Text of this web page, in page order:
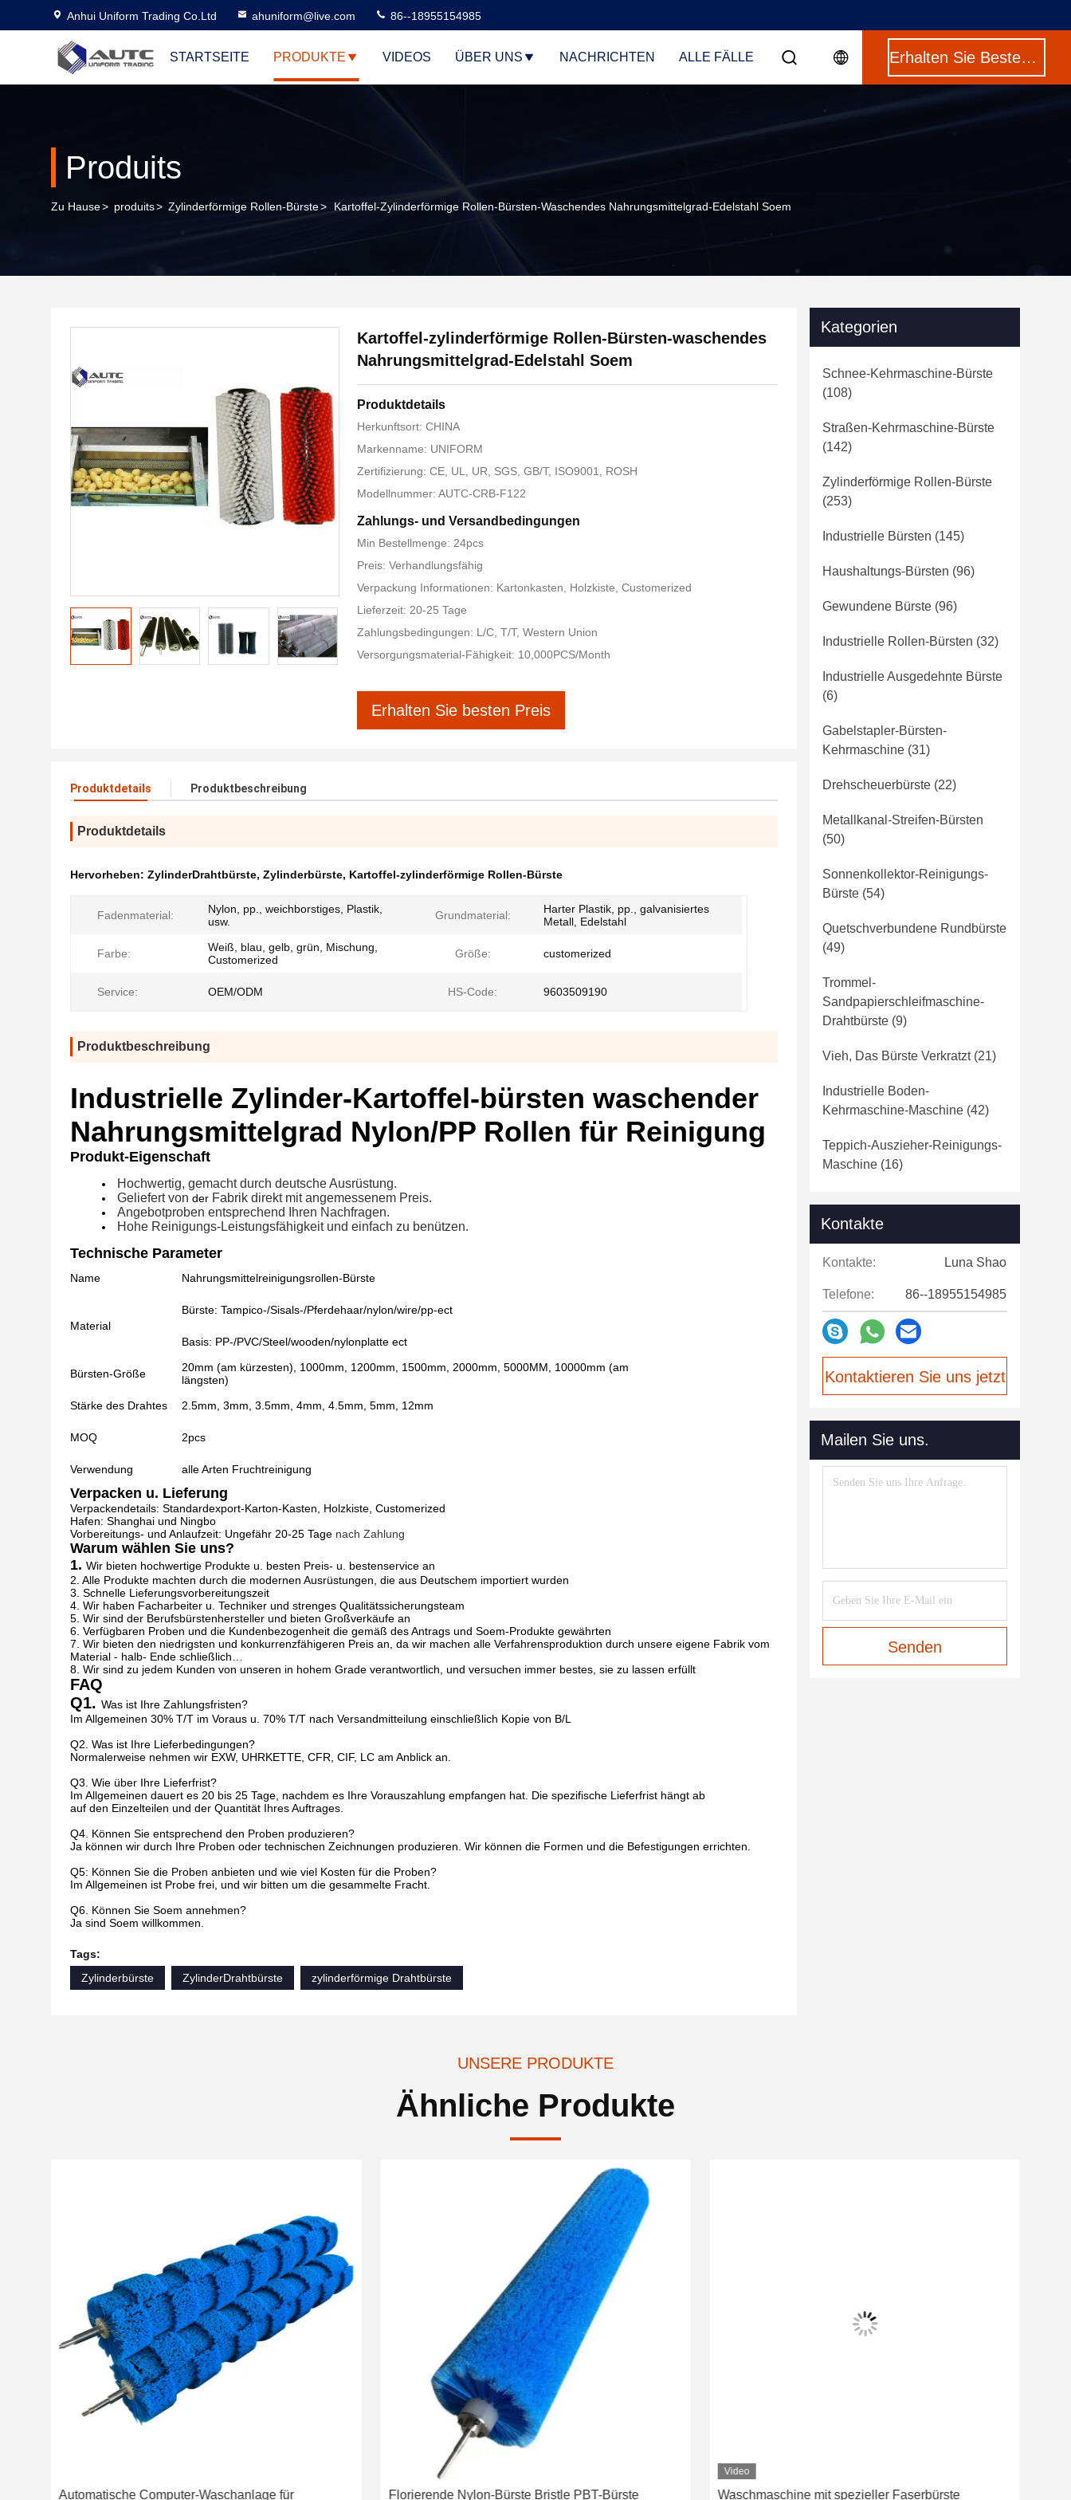
Anhui Uniform Trading Co.Ltd ahuniform@live.com 86--18955154985
STARTSEITE PRODUKTE VIDEOS ÜBER UNS NACHRICHTEN ALLE FÄLLE Erhalten Sie Besten Preis
Produits
Zu Hause> produits> Zylinderförmige Rollen-Bürste> Kartoffel-Zylinderförmige Rollen-Bürsten-Waschendes Nahrungsmittelgrad-Edelstahl Soem
Kartoffel-zylinderförmige Rollen-Bürsten-waschendes
Nahrungsmittelgrad-Edelstahl Soem
Produktdetails
Herkunftsort: CHINA
Markenname: UNIFORM
Zertifizierung: CE, UL, UR, SGS, GB/T, ISO9001, ROSH
Modellnummer: AUTC-CRB-F122
Zahlungs- und Versandbedingungen
Min Bestellmenge: 24pcs
Preis: Verhandlungsfähig
Verpackung Informationen: Kartonkasten, Holzkiste, Customerized
Lieferzeit: 20-25 Tage
Zahlungsbedingungen: L/C, T/T, Western Union
Versorgungsmaterial-Fähigkeit: 10,000PCS/Month
Erhalten Sie besten Preis
Produktdetails Produktbeschreibung
Produktdetails
Hervorheben: ZylinderDrahtbürste, Zylinderbürste, Kartoffel-zylinderförmige Rollen-Bürste
Fadenmaterial:
Nylon, pp., weichborstiges, Plastik,
usw.
Grundmaterial:
Harter Plastik, pp., galvanisiertes
Metall, Edelstahl
Farbe:
Weiß, blau, gelb, grün, Mischung,
Customerized
Größe: customerized
Service: OEM/ODM HS-Code: 9603509190
Produktbeschreibung
Industrielle Zylinder-Kartoffel-bürsten waschender
Nahrungsmittelgrad Nylon/PP Rollen für Reinigung
Produkt-Eigenschaft
Hochwertig, gemacht durch deutsche Ausrüstung.
Geliefert von der Fabrik direkt mit angemessenem Preis.
Angebotproben entsprechend Ihren Nachfragen.
Hohe Reinigungs-Leistungsfähigkeit und einfach zu benützen.
Technische Parameter
Name Nahrungsmittelreinigungsrollen-Bürste
Material
Bürste: Tampico-/Sisals-/Pferdehaar/nylon/wire/pp-ect
Basis: PP-/PVC/Steel/wooden/nylonplatte ect
Bürsten-Größe
20mm (am kürzesten), 1000mm, 1200mm, 1500mm, 2000mm, 5000MM, 10000mm (am
längsten)
Stärke des Drahtes
2.5mm, 3mm, 3.5mm, 4mm, 4.5mm, 5mm, 12mm
MOQ 2pcs
Verwendung alle Arten Fruchtreinigung
Verpacken u. Lieferung
Verpackendetails: Standardexport-Karton-Kasten, Holzkiste, Customerized
Hafen: Shanghai und Ningbo
Vorbereitungs- und Anlaufzeit: Ungefähr 20-25 Tage nach Zahlung
Warum wählen Sie uns?
1. Wir bieten hochwertige Produkte u. besten Preis- u. bestenservice an
2. Alle Produkte machten durch die modernen Ausrüstungen, die aus Deutschem importiert wurden
3. Schnelle Lieferungsvorbereitungszeit
4. Wir haben Facharbeiter u. Techniker und strenges Qualitätssicherungsteam
5. Wir sind der Berufsbürstenhersteller und bieten Großverkäufe an
6. Verfügbaren Proben und die Kundenbezogenheit die gemäß des Antrags und Soem-Produkte gewährten
7. Wir bieten den niedrigsten und konkurrenzfähigeren Preis an, da wir machen alle Verfahrensproduktion durch unsere eigene Fabrik vom
Material - halb- Ende schließlich…
8. Wir sind zu jedem Kunden von unseren in hohem Grade verantwortlich, und versuchen immer bestes, sie zu lassen erfüllt
FAQ
Q1. Was ist Ihre Zahlungsfristen?
Im Allgemeinen 30% T/T im Voraus u. 70% T/T nach Versandmitteilung einschließlich Kopie von B/L
Q2. Was ist Ihre Lieferbedingungen?
Normalerweise nehmen wir EXW, UHRKETTE, CFR, CIF, LC am Anblick an.
Q3. Wie über Ihre Lieferfrist?
Im Allgemeinen dauert es 20 bis 25 Tage, nachdem es Ihre Vorauszahlung empfangen hat. Die spezifische Lieferfrist hängt ab
auf den Einzelteilen und der Quantität Ihres Auftrages.
Q4. Können Sie entsprechend den Proben produzieren?
Ja können wir durch Ihre Proben oder technischen Zeichnungen produzieren. Wir können die Formen und die Befestigungen errichten.
Q5: Können Sie die Proben anbieten und wie viel Kosten für die Proben?
Im Allgemeinen ist Probe frei, und wir bitten um die gesammelte Fracht.
Q6. Können Sie Soem annehmen?
Ja sind Soem willkommen.
Tags:
Zylinderbürste
ZylinderDrahtbürste zylinderförmige Drahtbürste
Kategorien
Schnee-Kehrmaschine-Bürste
(108)
Straßen-Kehrmaschine-Bürste
(142)
Zylinderförmige Rollen-Bürste
(253)
Industrielle Bürsten (145)
Haushaltungs-Bürsten (96)
Gewundene Bürste (96)
Industrielle Rollen-Bürsten (32)
Industrielle Ausgedehnte Bürste
(6)
Gabelstapler-Bürsten-
Kehrmaschine (31)
Drehscheuerbürste (22)
Metallkanal-Streifen-Bürsten
(50)
Sonnenkollektor-Reinigungs-
Bürste (54)
Quetschverbundene Rundbürste
(49)
Trommel-
Sandpapierschleifmaschine-
Drahtbürste (9)
Vieh, Das Bürste Verkratzt(21)
Industrielle Boden-
Kehrmaschine-Maschine (42)
Teppich-Auszieher-Reinigungs-
Maschine (16)
Kontakte
Kontakte: Luna Shao
Telefone: 86--18955154985
Kontaktieren Sie uns jetzt
Mailen Sie uns.
Senden
UNSERE PRODUKTE
Ähnliche Produkte
Automatische Computer-Waschanlage für
Florierende Nylon-Bürste Bristle PBT-Bürste
Video
Waschmaschine mit spezieller Faserbürste